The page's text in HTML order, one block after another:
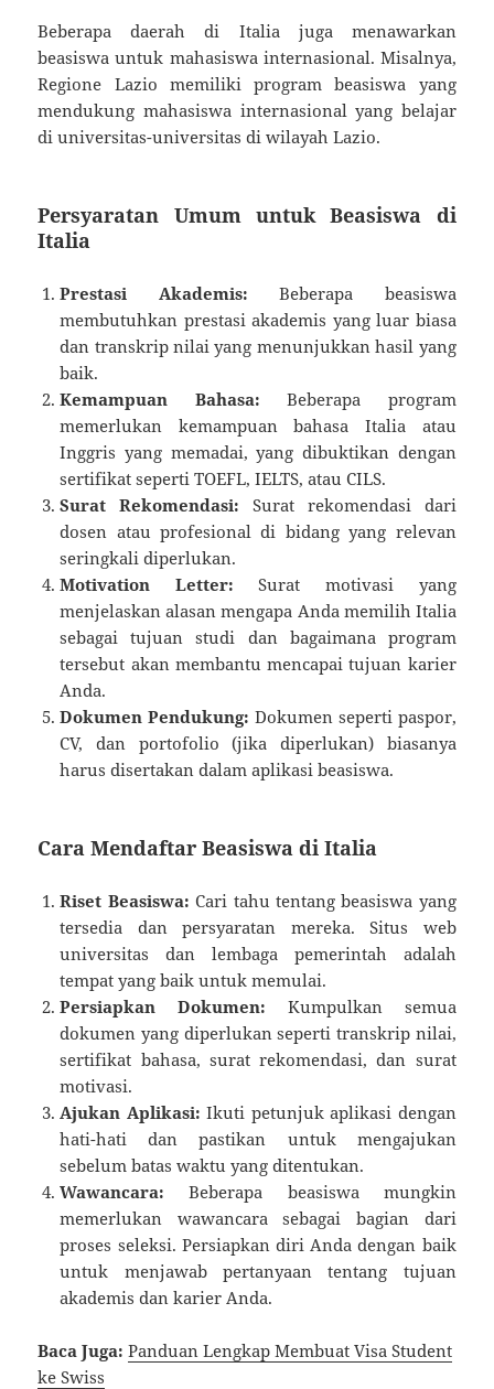
Beberapa daerah di Italia juga menawarkan
beasiswa untuk mahasiswa internasional. Misalnya,
Regione Lazio memiliki program beasiswa yang
mendukung mahasiswa internasional yang belajar
di universitas-universitas di wilayah Lazio.
Persyaratan Umum untuk Beasiswa di
Italia
Prestasi Akademis: Beberapa beasiswa
membutuhkan prestasi akademis yang luar biasa
dan transkrip nilai yang menunjukkan hasil yang
baik.
Kemampuan Bahasa: Beberapa program
memerlukan kemampuan bahasa Italia atau
Inggris yang memadai, yang dibuktikan dengan
sertifikat seperti TOEFL, IELTS, atau CILS.
Surat Rekomendasi: Surat rekomendasi dari
dosen atau profesional di bidang yang relevan
seringkali diperlukan.
Motivation Letter: Surat motivasi yang
menjelaskan alasan mengapa Anda memilih Italia
sebagai tujuan studi dan bagaimana program
tersebut akan membantu mencapai tujuan karier
Anda.
Dokumen Pendukung: Dokumen seperti paspor,
CV, dan portofolio (jika diperlukan) biasanya
harus disertakan dalam aplikasi beasiswa.
Cara Mendaftar Beasiswa di Italia
Riset Beasiswa: Cari tahu tentang beasiswa yang
tersedia dan persyaratan mereka. Situs web
universitas dan lembaga pemerintah adalah
tempat yang baik untuk memulai.
Persiapkan Dokumen: Kumpulkan semua
dokumen yang diperlukan seperti transkrip nilai,
sertifikat bahasa, surat rekomendasi, dan surat
motivasi.
Ajukan Aplikasi: Ikuti petunjuk aplikasi dengan
hati-hati dan pastikan untuk mengajukan
sebelum batas waktu yang ditentukan.
Wawancara: Beberapa beasiswa mungkin
memerlukan wawancara sebagai bagian dari
proses seleksi. Persiapkan diri Anda dengan baik
untuk menjawab pertanyaan tentang tujuan
akademis dan karier Anda.
Baca Juga: Panduan Lengkap Membuat Visa Student
ke Swiss